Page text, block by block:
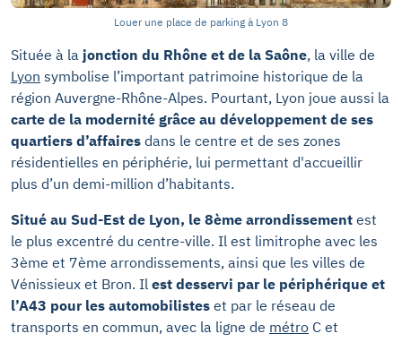
Louer une place de parking à Lyon 8
Située à la jonction du Rhône et de la Saône, la ville de
Lyon symbolise l’important patrimoine historique de la
région Auvergne-Rhône-Alpes. Pourtant, Lyon joue aussi la
carte de la modernité grâce au développement de ses
quartiers d’affaires dans le centre et de ses zones
résidentielles en périphérie, lui permettant d'accueillir
plus d’un demi-million d’habitants.
Situé au Sud-Est de Lyon, le 8ème arrondissement est
le plus excentré du centre-ville. Il est limitrophe avec les
3ème et 7ème arrondissements, ainsi que les villes de
Vénissieux et Bron. Il est desservi par le périphérique et
l’A43 pour les automobilistes et par le réseau de
transports en commun, avec la ligne de métro C et